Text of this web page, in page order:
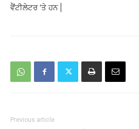
ਵੈਂਟੀਲੇਟਰ ‘ਤੇ ਹਨ |
Previous article